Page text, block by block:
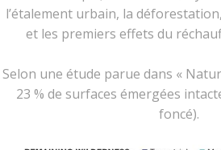
l’étalement urbain, la
et les premiers effets du
Selon une étude parue dans «
23 % de surfaces émergées
foncé).